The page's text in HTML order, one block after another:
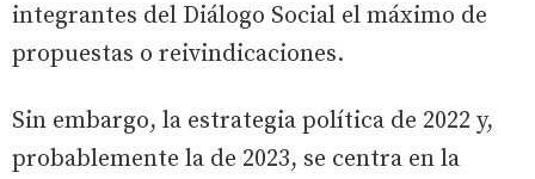
integrantes del Diálogo Social el máximo de
propuestas o reivindicaciones.
Sin embargo, la estrategia política de 2022 y,
probablemente la de 2023, se centra en la